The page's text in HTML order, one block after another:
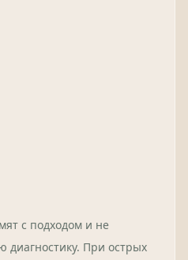
с подходом и не
При острых